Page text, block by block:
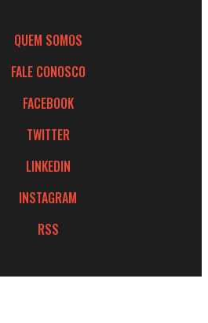
QUEM SOMOS
FALE CONOSCO
FACEBOOK
TWITTER
LINKEDIN
INSTAGRAM
RSS